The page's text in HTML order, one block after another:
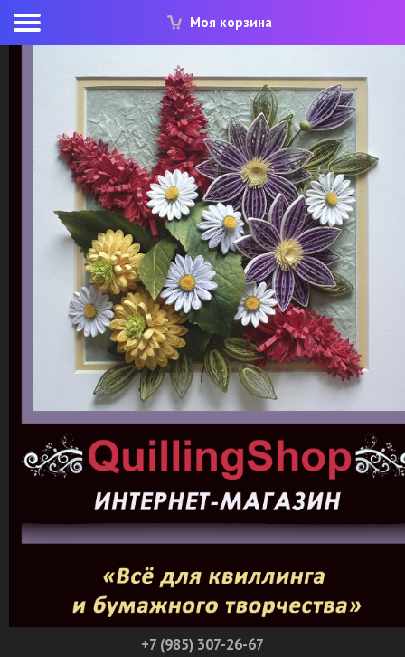
Моя корзина
+7 (985) 307-26-67